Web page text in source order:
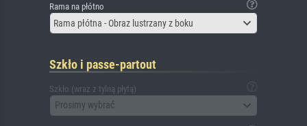
Rama na płótno
Rama płótna - Obraz lustrzany z boku
Szkło i passe-partout
Szkło (wraz z tylną płytą)
Prosimy wybrać